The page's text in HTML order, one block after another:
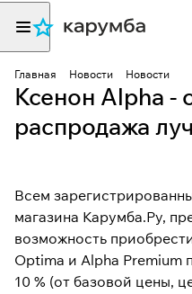
Главная Новости Новости
Ксенон Alpha -
распродажа
Всем
магазина Карумба.Ру,
возможность
Optima и Alpha Premium
10 % (от базовой цены,